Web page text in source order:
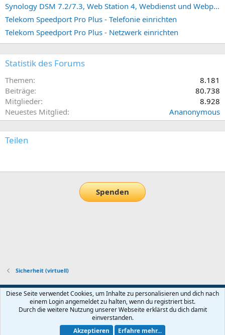
Synology DSM 7.2/7.3, Web Station 4, Webdienst und Webportal erstellen (ehemals vHost)
Telekom Speedport Pro Plus - Telefonie einrichten
Telekom Speedport Pro Plus - Netzwerk einrichten
Statistik des Forums
Themen
8.181
Beiträge
80.738
Mitglieder
8.928
Neuestes Mitglied
Ananonymous
Teilen
Spenden
Sicherheit (virtuell)
Default-Theme
Nutzungsbedingungen
Datenschutz Hilfe und Impressum Start
®
Diese Seite verwendet Cookies, um Inhalte zu personalisieren und dich nach
einem Login angemeldet zu halten, wenn du registriert bist.
Durch die weitere Nutzung unserer Webseite erklärst du dich damit
einverstanden.
Akzeptieren
Erfahre mehr...